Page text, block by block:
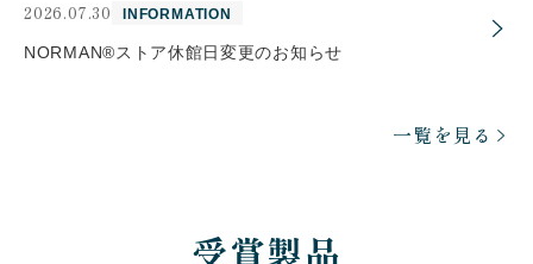
2026.07.30 INFORMATION
NORMAN®ストア休館日変更のお知らせ
一覧を見る
受賞製品